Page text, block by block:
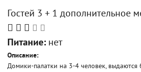
Гостей 3 + 1 дополнительное
Питание: нет
Описание:
Домики-палатки на 3-4 человек, выдаются